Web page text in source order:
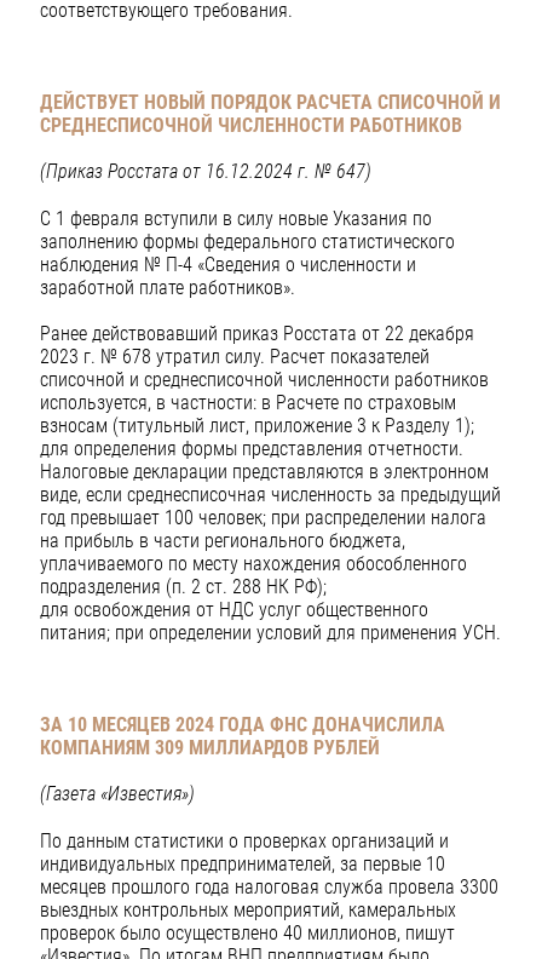
соответствующего требования.
ДЕЙСТВУЕТ НОВЫЙ ПОРЯДОК РАСЧЕТА СПИСОЧНОЙ И
СРЕДНЕСПИСОЧНОЙ ЧИСЛЕННОСТИ РАБОТНИКОВ
(Приказ Росстата от 16.12.2024 г. № 647)
С 1 февраля вступили в силу новые Указания по
заполнению формы федерального статистического
наблюдения № П-4 «Сведения о численности и
заработной плате работников».
Ранее действовавший приказ Росстата от 22 декабря
2023 г. № 678 утратил силу. Расчет показателей
списочной и среднесписочной численности работников
используется, в частности: в Расчете по страховым
взносам (титульный лист, приложение 3 к Разделу 1);
для определения формы представления отчетности.
Налоговые декларации представляются в электронном
виде, если среднесписочная численность за предыдущий
год превышает 100 человек; при распределении налога
на прибыль в части регионального бюджета,
уплачиваемого по месту нахождения обособленного
подразделения (п. 2 ст. 288 НК РФ);
для освобождения от НДС услуг общественного
питания; при определении условий для применения УСН.
ЗА 10 МЕСЯЦЕВ 2024 ГОДА ФНС ДОНАЧИСЛИЛА
КОМПАНИЯМ 309 МИЛЛИАРДОВ РУБЛЕЙ
(Газета «Известия»)
По данным статистики о проверках организаций и
индивидуальных предпринимателей, за первые 10
месяцев прошлого года налоговая служба провела 3300
выездных контрольных мероприятий, камеральных
проверок было осуществлено 40 миллионов, пишут